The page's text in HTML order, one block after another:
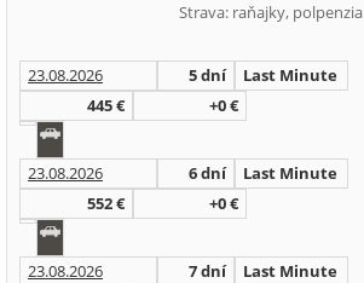
Strava: raňajky, polpenzia
23.08.2026 5 dní
Last Minute
445 €
+0 €
23.08.2026 6 dní
Last Minute
552 €
+0 €
23.08.2026 7 dní
Last Minute